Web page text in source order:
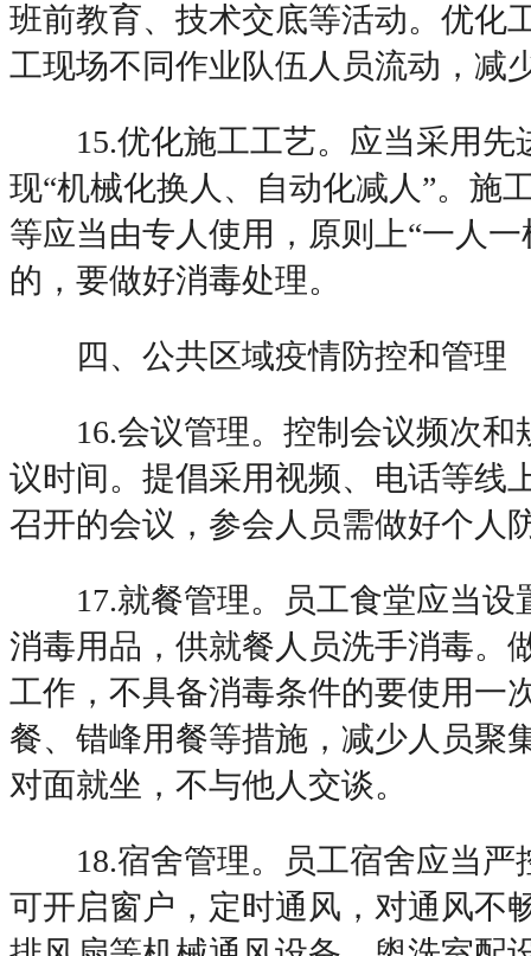
班前教育、技术交底等活动。优化
工现场不同作业队伍人员流动，减
15.优化施工工艺。应当采用先
现“机械化换人、自动化减人”。施
等应当由专人使用，原则上“一人
的，要做好消毒处理。
四、公共区域疫情防控和管理
16.会议管理。控制会议频次和
议时间。提倡采用视频、电话等线
召开的会议，参会人员需做好个人
17.就餐管理。员工食堂应当设
消毒用品，供就餐人员洗手消毒。
工作，不具备消毒条件的要使用一
餐、错峰用餐等措施，减少人员聚
对面就坐，不与他人交谈。
18.宿舍管理。员工宿舍应当严
可开启窗户，定时通风，对通风不